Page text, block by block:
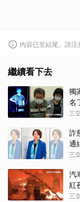
內容已至結尾。請注
繼續看下去
獨
名
三
詐
通
三
汽
紅
三